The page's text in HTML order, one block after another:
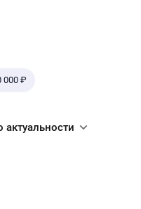
000 ₽
актуальности